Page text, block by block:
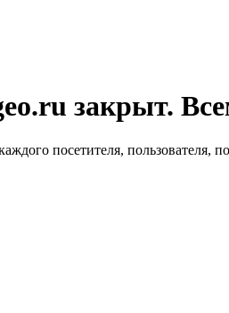
закрыт.
посетителя, пользователя,